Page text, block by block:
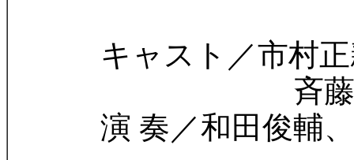
キャスト／市村正親
斉藤 淳、三
演 奏／和田俊輔、